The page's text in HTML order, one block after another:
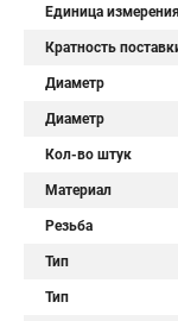
Единица измерения
Кратность
Диаметр
Диаметр
Кол-во штук
Материал
Резьба
Тип
Тип